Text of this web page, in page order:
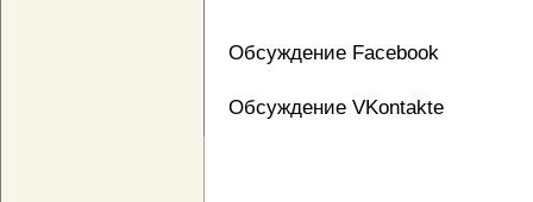
Обсуждение Facebook
Обсуждение VKontakte